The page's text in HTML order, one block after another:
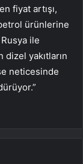
fiyat artışı,
ürünlerine
ile
yakıtların
neticesinde